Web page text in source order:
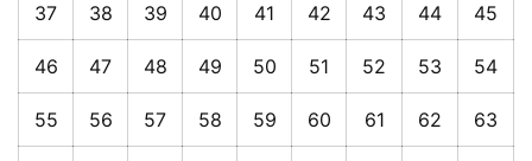
37 38 39 40 41 42 43 44 45
46 47 48 49 50 51 52 53 54
55 56 57 58 59 60 61 62 63